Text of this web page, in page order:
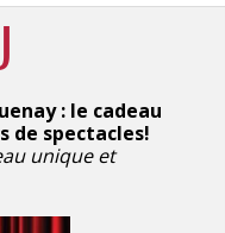
: le cadeau
de spectacles!
unique et